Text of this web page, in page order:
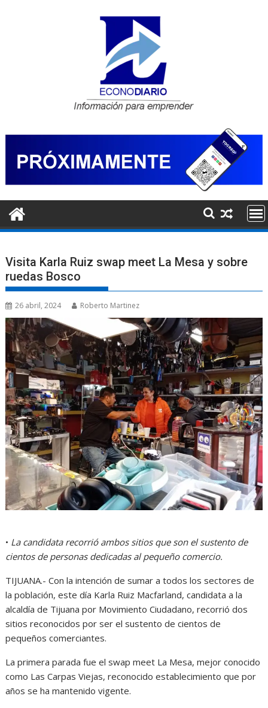
Visita Karla Ruiz swap meet La Mesa y sobre
ruedas Bosco
26 abril, 2024 Roberto Martinez
• La candidata recorrió ambos sitios que son el sustento de
cientos de personas dedicadas al pequeño comercio.
TIJUANA.- Con la intención de sumar a todos los sectores de
la población, este día Karla Ruiz Macfarland, candidata a la
alcaldía de Tijuana por Movimiento Ciudadano, recorrió dos
sitios reconocidos por ser el sustento de cientos de
pequeños comerciantes.
La primera parada fue el swap meet La Mesa, mejor conocido
como Las Carpas Viejas, reconocido establecimiento que por
años se ha mantenido vigente.